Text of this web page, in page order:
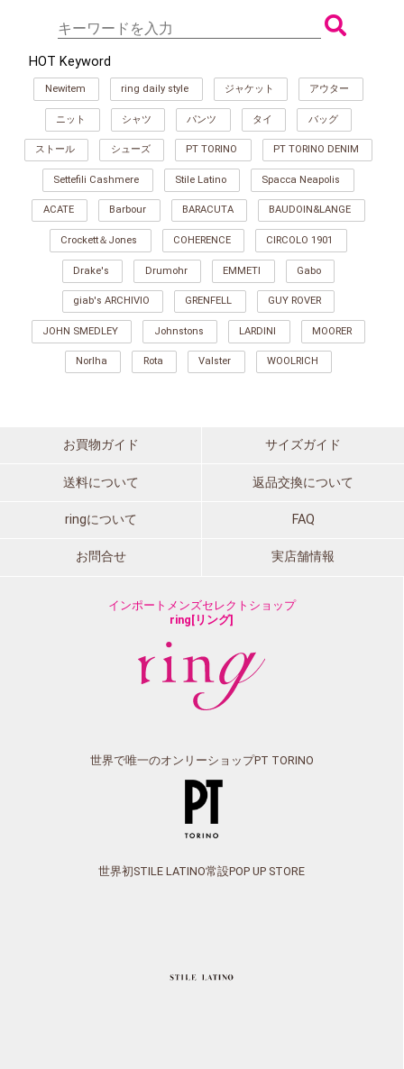
HOT Keyword
Newitem ring daily style ジャケット アウター
ニット シャツ パンツ タイ バッグ
ストール シューズ PT TORINO PT TORINO DENIM
Settefili Cashmere Stile Latino Spacca Neapolis
ACATE Barbour BARACUTA BAUDOIN&LANGE
Crockett＆Jones COHERENCE CIRCOLO 1901
Drake's Drumohr EMMETI Gabo
giab's ARCHIVIO GRENFELL GUY ROVER
JOHN SMEDLEY Johnstons LARDINI MOORER
Norlha Rota Valster WOOLRICH